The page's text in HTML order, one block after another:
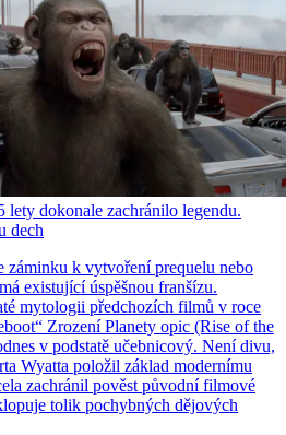
lety dokonale zachránilo legendu.
dech
k vytvoření prequelu nebo
existující úspěšnou franšízu.
mytologii předchozích filmů v roce
Zrození Planety opic (Rise of the
v podstatě učebnicový. Není divu,
Wyatta položil základ modernímu
zachránil pověst původní filmové
tolik pochybných dějových